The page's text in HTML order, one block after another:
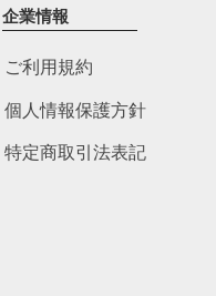
企業情報
ご利用規約
個人情報保護方針
特定商取引法表記